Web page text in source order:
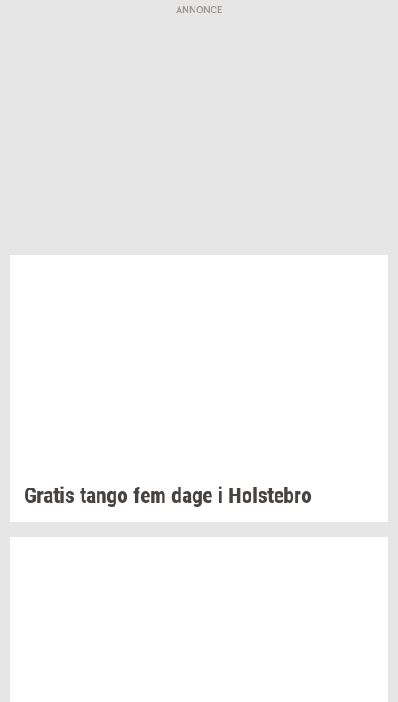
ANNONCE
Gra­tis tango fem dage i Holste­bro